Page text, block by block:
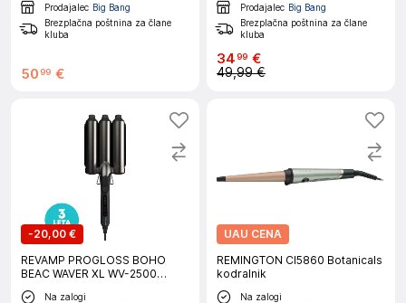
Prodajalec Big Bang
Brezplačna poštnina za člane
kluba
50 99 €
Prodajalec Big Bang
Brezplačna poštnina za člane
kluba
3499 €
49,99 €
-20,00 €
REVAMP PROGLOSS BOHO
BEAC WAVER XL WV-2500
KODRALNIK ZA LASE
Na zalogi
UAU CENA
REMINGTON CI5860 Botanicals
kodralnik
Na zalogi